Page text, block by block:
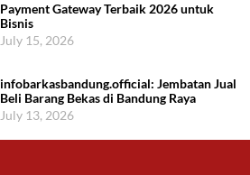
Payment Gateway Terbaik 2026 untuk
Bisnis
July 15, 2026
infobarkasbandung.official: Jembatan Jual
Beli Barang Bekas di Bandung Raya
July 13, 2026